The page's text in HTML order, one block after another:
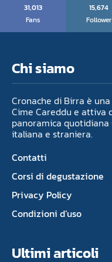
31,013
Fans
15,674
Follower
Chi siamo
Cronache di Birra è
Cime Careddu e attiva
panoramica
italiana e straniera.
Contatti
Corsi di degustazione
Privacy Policy
Condizioni d’uso
Ultimi articoli